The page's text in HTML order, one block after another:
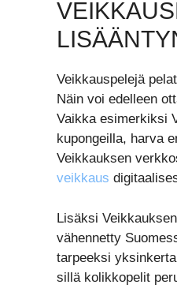
Veikkauspelejä
Näin voi edelleen
Vaikka esimerkiksi
kupongeilla, harva
Veikkauksen
veikkaus
Lisäksi
vähennetty
tarpeeksi
sillä kolikkopelit